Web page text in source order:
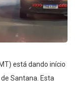
está dando início
Santana. Esta